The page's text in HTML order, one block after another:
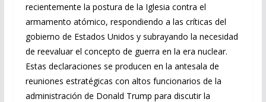
recientemente la postura de la Iglesia contra el
armamento atómico, respondiendo a las críticas del
gobierno de Estados Unidos y subrayando la necesidad
de reevaluar el concepto de guerra en la era nuclear.
Estas declaraciones se producen en la antesala de
reuniones estratégicas con altos funcionarios de la
administración de Donald Trump para discutir la